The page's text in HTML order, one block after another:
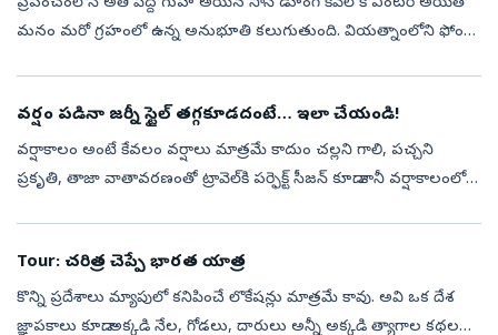
మనం మరో గ్రహంలో ఉన్న అనుభూతి కలుగుతుంది. వియత్నాంలోని ఫోంగ్‌
వర్షం పడినా జర్నీ స్టైల్‌ తగ్గకూడదంటే… ఇలా చేయండి!
వర్షాకాలం అంటే కేవలం వర్షాలు మాత్రమే కాదుం చల్లని గాలి, పచ్చని
ప్రకృతి, తాజా వాతావరణంతో ట్రావెల్‌కి పర్ఫెక్ట్‌ సీజన్‌ కూడా. కానీ వర్షాకాలంలో
Tour: చరిత్ర చెప్పే భారత యాత్ర
కొన్ని ప్రదేశాలు మ్యాపులో కనిపించే లొకేషన్లు మాత్రమే కావు. అవి ఒక దేశ
జ్ఞాపకాలు కూడా. అక్కడి నేల, గోడలు, దారులు అన్నీ అక్కడి త్యాగాల కథలను